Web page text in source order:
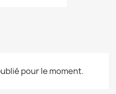
pour le moment.